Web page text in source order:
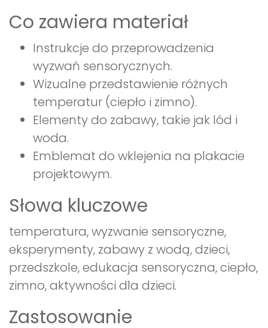
Co zawiera materiał
Instrukcje do przeprowadzenia
wyzwań sensorycznych.
Wizualne przedstawienie różnych
temperatur (ciepło i zimno).
Elementy do zabawy, takie jak lód i
woda.
Emblemat do wklejenia na plakacie
projektowym.
Słowa kluczowe
temperatura, wyzwanie sensoryczne,
eksperymenty, zabawy z wodą, dzieci,
przedszkole, edukacja sensoryczna, ciepło,
zimno, aktywności dla dzieci.
Zastosowanie